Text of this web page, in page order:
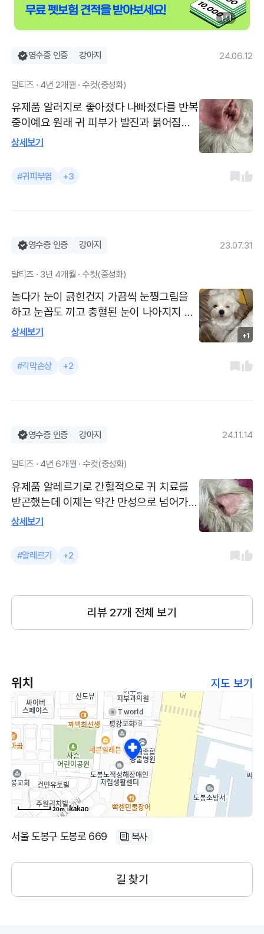
1 / 1
영수증 인증 강아지 24.06.12
말티즈 · 4년 2개월 · 수컷(중성화)
유제품 알러지로 좋아졌다 나빠졌다를 반복
중이예요 원래 귀 피부가 발진과 붉어짐으
로 알러지에 노출되기 시작 했었는데 미용
방문한 김에 진료 받고 주사 맞고 왔어용 ㅠ
로이드 때문에 자주 사용하는걸 자제해주시
로 관리하고 있구요 약 먹일때 항상 치즈로
싸서 먹였였는데 유제품 멀리해야해서 같이
먹일 먹거리 찾기가 힘드네용 오늘은 이미
외에 주사치료하고 일주일치 약 받아왔어요
가 발갛게 올라오는 건 많이 좋아져서 효과
관리하고 있구요 약도 안먹일때보단 효과가
서 증상 심해질때마다 간헐적으로 받아오는
였는데 유제품 멀리해야해서 약 잘 먹을 수
있도록 약이랑 같이 먹일 먹거리 찾기가 힘
드네용 항상 친절하게 잘 돌봐주시고 울 두
안 방문중인 병원이예요
상세보기
#귀피부염 +3
영수증 인증 강아지 23.07.31
말티즈 · 3년 4개월 · 수컷(중성화)
놀다가 눈이 긁힌건지 가끔씩 눈찡그림을
하고 눈꼽도 끼고 충혈된 눈이 나아지지 않
아서 방문했어요 각막형광검사 하니 각막에
상처난 증상땜에 방문했다가 안약 치료 받
눈도 부어있대요 항상 친절하고 정성스럽게
한 병원이예요
상세보기 +1
#각막손상 +2
영수증 인증 강아지 24.11.14
말티즈 · 4년 6개월 · 수컷(중성화)
유제품 알레르기로 간헐적으로 귀 치료를
받곤했는데 이제는 약간 만성으로 넘어가는
듯해서 요즘 집중치료 받고 있어요 귀 안쪽
낌에 긁기도 하거든요 예쁜 핑크색으로 돌
아오길 바라면서 식이조절도 병행하면서 열
보이긴하네용 귀 피부가 안좋아지면서 눈
가쪽도 피부가 붉게 올라오기도해요 발도
자주 핥고요 주사와 약 치료 같이 하고 있어
상세보기
#알레르기 +2
리뷰 27개 전체 보기
위치 지도 보기
30m
서울 도봉구 도봉로 669 복사
길 찾기